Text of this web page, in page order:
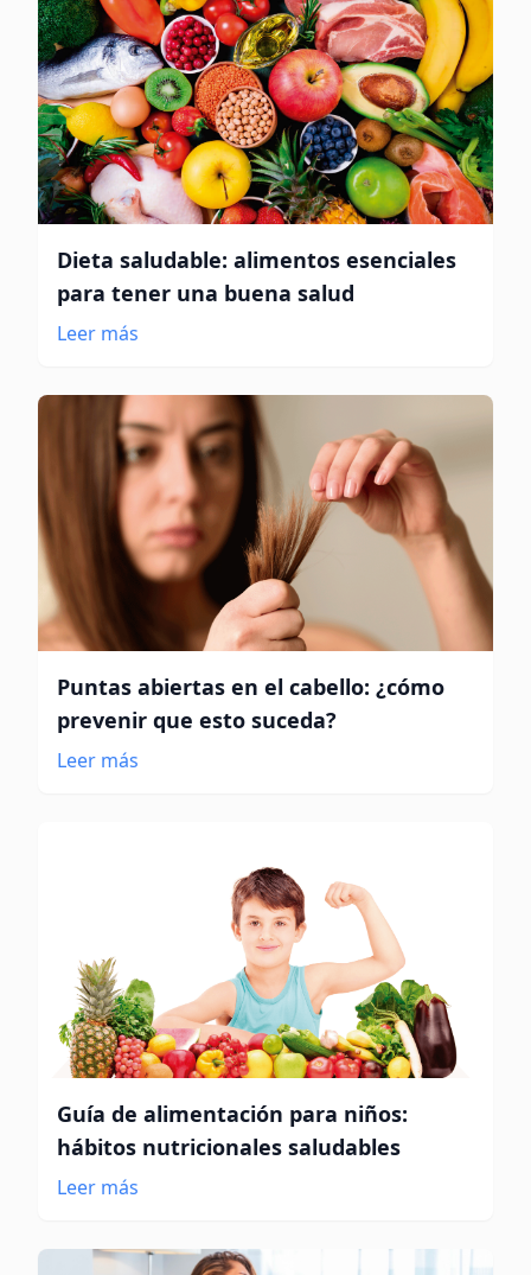
Dieta saludable: alimentos esenciales
para tener una buena salud
Leer más
Puntas abiertas en el cabello: ¿cómo
prevenir que esto suceda?
Leer más
Guía de alimentación para niños:
hábitos nutricionales saludables
Leer más